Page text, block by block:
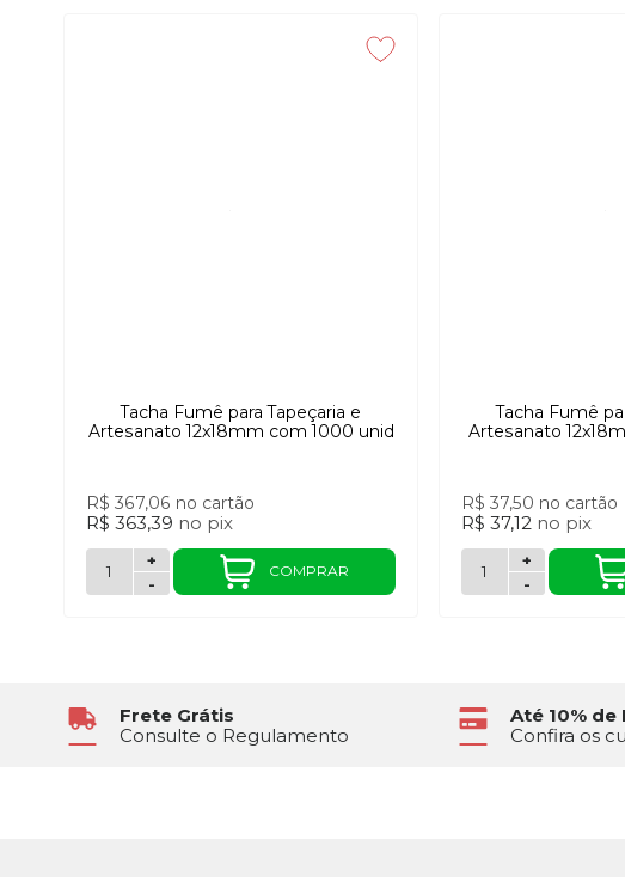
Tacha Fumê para Tapeçaria e
Artesanato 12x18mm com 1000 unid
R$ 367,06 no cartão
R$ 363,39 no pix
-
+
COMPRAR
Tacha Fumê
Artesanato
R$ 37,50 no cartão
R$ 37,12 no pix
-
+
Frete Grátis
Consulte o Regulamento
Até 10%
Confira os